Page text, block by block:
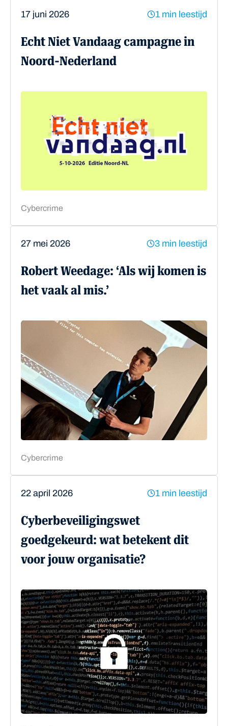
17 juni 2026 1 min leestijd
Echt Niet Vandaag campagne in
Noord-Nederland
Cybercrime
27 mei 2026 3 min leestijd
Robert Weedage: ‘Als wij komen is
het vaak al mis.’
Cybercrime
22 april 2026 1 min leestijd
Cyberbeveiligingswet
goedgekeurd: wat betekent dit
voor jouw organisatie?